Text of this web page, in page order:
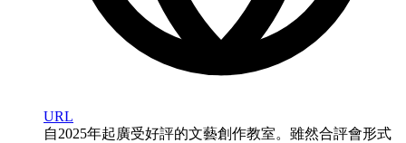
URL
自2025年起廣受好評的文藝創作教室。雖然合評會形式